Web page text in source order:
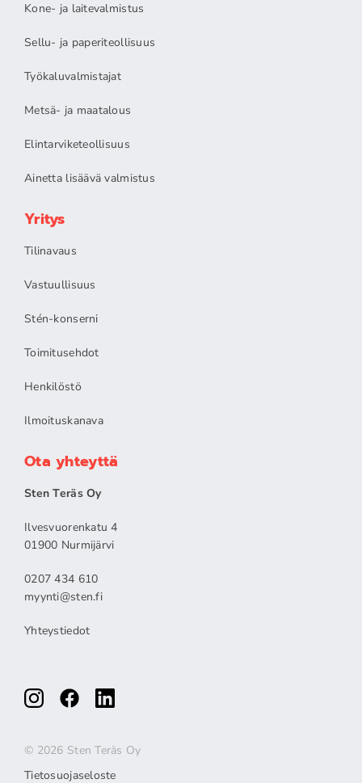
Kone- ja laitevalmistus
Sellu- ja paperiteollisuus
Työkaluvalmistajat
Metsä- ja maatalous
Elintarviketeollisuus
Ainetta lisäävä valmistus
Yritys
Tilinavaus
Vastuullisuus
Stén-konserni
Toimitusehdot
Henkilöstö
Ilmoituskanava
Ota yhteyttä
Sten Teräs Oy
Ilvesvuorenkatu 4
01900 Nurmijärvi
0207 434 610
myynti@sten.fi
Yhteystiedot
© 2026 Sten Teräs Oy
Tietosuojaseloste